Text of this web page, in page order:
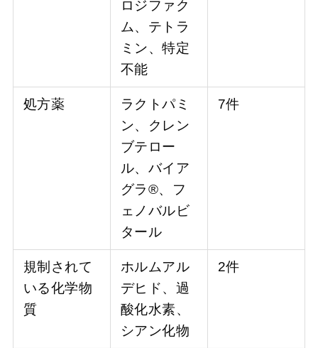
ロジファク
ム、テトラ
ミン、特定
不能
処方薬
ラクトパミ
ン、クレン
ブテロー
ル、バイア
グラ®、フ
ェノバルビ
タール
7件
規制されて
いる化学物
質
ホルムアル
デヒド、過
酸化水素、
シアン化物
2件